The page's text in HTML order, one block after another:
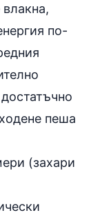
по-
пеша
(захари